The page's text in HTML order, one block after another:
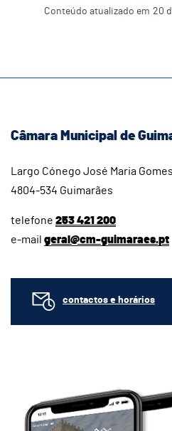
Conteúdo atualizado em 20
Câmara Municipal de
Largo Cónego José Maria Gomes
4804-534 Guimarães
telefone 253 421 200
e-mail geral@cm-guimaraes.pt
contactos e horários